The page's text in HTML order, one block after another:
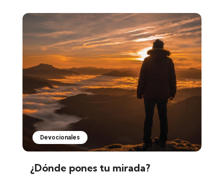
Devocionales
¿Dónde pones tu mirada?